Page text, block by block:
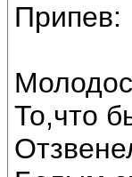
Припев:
То,что